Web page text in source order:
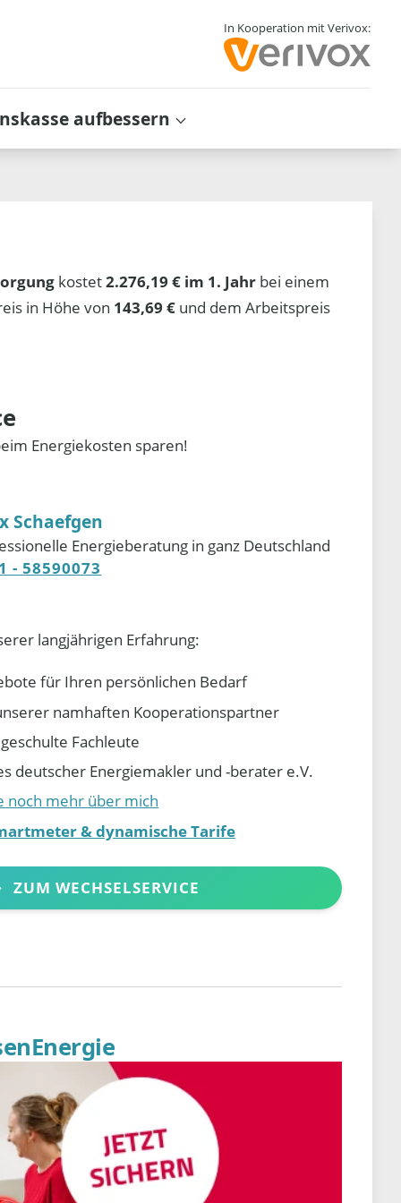
In Kooperation mit Verivox:
aufbessern
kostet2.276,19 € im 1. Jahr bei einem
in Höhe von 143,69 € und dem Arbeitspreis
Energiekosten sparen!
Schaefgen
Energieberatung in ganz Deutschland
- 58590073
langjährigen Erfahrung:
für Ihren persönlichen Bedarf
namhaften Kooperationspartner
Fachleute
deutscher Energiemakler und -berater e.V.
noch mehr über mich
& dynamische Tarife
ZUM WECHSELSERVICE